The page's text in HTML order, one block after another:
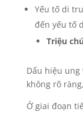
Yếu tố di
đến yếu tố
Triệu
Dấu hiệu
không rõ
Ở giai đoạn